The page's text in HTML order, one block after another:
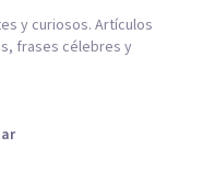
y curiosos. Artículos
frases célebres y